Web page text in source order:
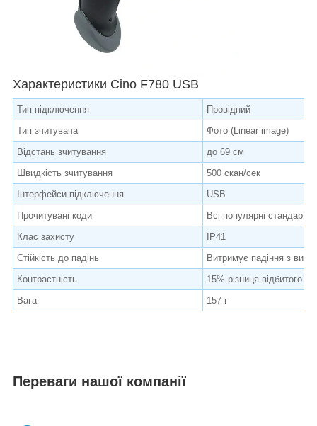
Характеристики Cino F780 USB
Тип підключення
Провідний
Тип зчитувача
Фото (Linear image)
Відстань зчитування
до 69 см
Швидкість зчитування
500 скан/сек
Інтерфейси підключення
USB
Прочитувані коди
Всі популярні
Клас захисту
IP41
Стійкість до падінь
Витримує падіння з
Контрастність
15% різниця відбитого
Вага
157 г
Переваги нашої компанії